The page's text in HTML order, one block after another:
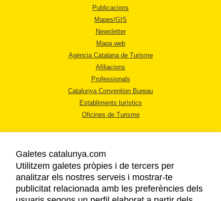
Publicacions
Mapes/GIS
Newsletter
Mapa web
Agència Catalana de Turisme
Afiliacions
Professionals
Catalunya Convention Bureau
Establiments turístics
Oficines de Turisme
AVÍS LEGAL
POLÍTICA DE PRIVACITAT
Galetes catalunya.com
Utilitzem galetes pròpies i de tercers per
analitzar els nostres serveis i mostrar-te
publicitat relacionada amb les preferències dels